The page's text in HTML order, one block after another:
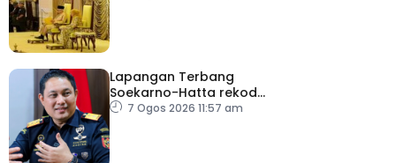
Lapangan Terbang
Soekarno-Hatta rekod
lebih 300 kes dadah
7 Ogos 2026 11:57 am